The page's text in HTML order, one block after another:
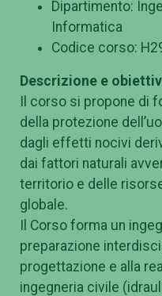
Dipartimento:
Informatica
Codice corso:
Descrizione e
Il corso si propone di
della protezione
dagli effetti nocivi
dai fattori naturali
territorio e delle
globale.
Il Corso forma un
preparazione
progettazione e alla
ingegneria civile